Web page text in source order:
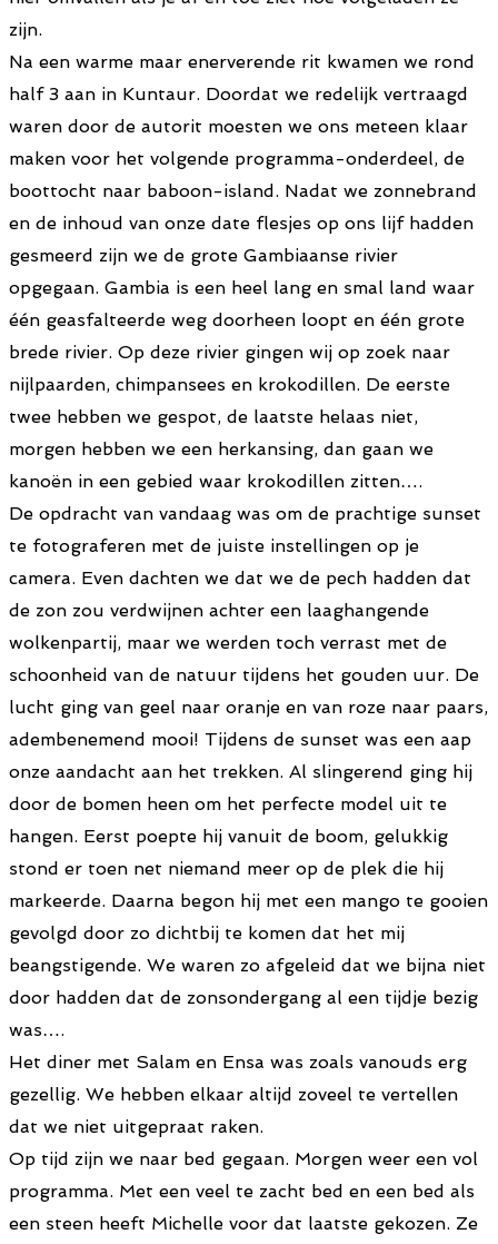
zijn.
Na een warme maar enerverende rit kwamen we rond
half 3 aan in Kuntaur. Doordat we redelijk vertraagd
waren door de autorit moesten we ons meteen klaar
maken voor het volgende programma-onderdeel, de
boottocht naar baboon-island. Nadat we zonnebrand
en de inhoud van onze date flesjes op ons lijf hadden
gesmeerd zijn we de grote Gambiaanse rivier
opgegaan. Gambia is een heel lang en smal land waar
één geasfalteerde weg doorheen loopt en één grote
brede rivier. Op deze rivier gingen wij op zoek naar
nijlpaarden, chimpansees en krokodillen. De eerste
twee hebben we gespot, de laatste helaas niet,
morgen hebben we een herkansing, dan gaan we
kanoën in een gebied waar krokodillen zitten….
De opdracht van vandaag was om de prachtige sunset
te fotograferen met de juiste instellingen op je
camera. Even dachten we dat we de pech hadden dat
de zon zou verdwijnen achter een laaghangende
wolkenpartij, maar we werden toch verrast met de
schoonheid van de natuur tijdens het gouden uur. De
lucht ging van geel naar oranje en van roze naar paars,
adembenemend mooi! Tijdens de sunset was een aap
onze aandacht aan het trekken. Al slingerend ging hij
door de bomen heen om het perfecte model uit te
hangen. Eerst poepte hij vanuit de boom, gelukkig
stond er toen net niemand meer op de plek die hij
markeerde. Daarna begon hij met een mango te gooien
gevolgd door zo dichtbij te komen dat het mij
beangstigende. We waren zo afgeleid dat we bijna niet
door hadden dat de zonsondergang al een tijdje bezig
was….
Het diner met Salam en Ensa was zoals vanouds erg
gezellig. We hebben elkaar altijd zoveel te vertellen
dat we niet uitgepraat raken.
Op tijd zijn we naar bed gegaan. Morgen weer een vol
programma. Met een veel te zacht bed en een bed als
een steen heeft Michelle voor dat laatste gekozen. Ze